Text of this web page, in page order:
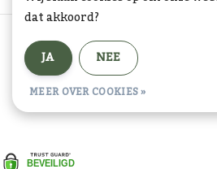
Algemene voorwaarden
© Copyright 2026 - Goedkope-
Media
dat akkoord?
JA
NEE
MEER OVER COOKIES »